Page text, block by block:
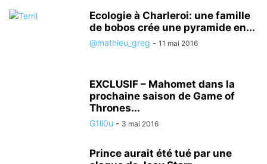
Ecologie à Charleroi: une famille
de bobos crée une pyramide en...
@mathieu_greg - 11 mai 2016
EXCLUSIF – Mahomet dans la
prochaine saison de Game of
Thrones...
G1ll0u - 3 mai 2016
Prince aurait été tué par une